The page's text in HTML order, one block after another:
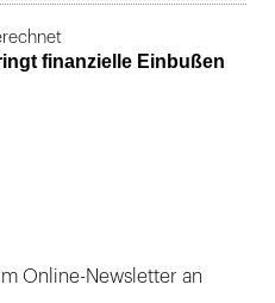
finanzielle Einbußen
Online-Newsletter an